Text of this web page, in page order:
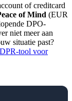
of creditcard
of Mind (EUR
DPO-
niet meer aan
situatie past?
tool voor